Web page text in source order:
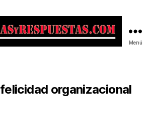
Menú
felicidad organizacional